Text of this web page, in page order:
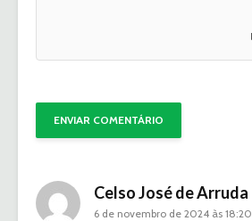
Celso José de Arruda
6 de novembro de 2024 às 18:20